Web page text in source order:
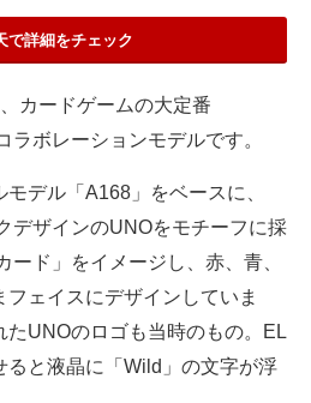
で詳細をチェック
カードゲームの大定番
ラボレーションモデルです。
デル「A168」をベースに、
デザインのUNOをモチーフに採
ード」をイメージし、赤、青、
ェイスにデザインしていま
たUNOのロゴも当時のもの。EL
ると液晶に「Wild」の文字が浮